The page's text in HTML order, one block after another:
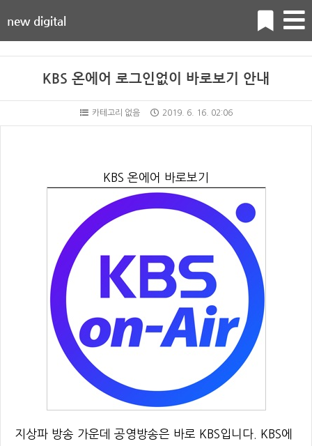
new digital
KBS 온에어 로그인없이 바로보기 안내
카테고리 없음 2019. 6. 16. 02:06
KBS 온에어 바로보기
지상파 방송 가운데 공영방송은 바로 KBS입니다. KBS에